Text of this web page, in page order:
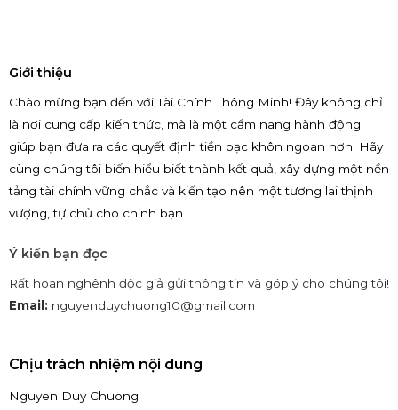
Giới thiệu
Chào mừng bạn đến với Tài Chính Thông Minh! Đây không chỉ
là nơi cung cấp kiến thức, mà là một cẩm nang hành động
giúp bạn đưa ra các quyết định tiền bạc khôn ngoan hơn. Hãy
cùng chúng tôi biến hiểu biết thành kết quả, xây dựng một nền
tảng tài chính vững chắc và kiến tạo nên một tương lai thịnh
vượng, tự chủ cho chính bạn.
Ý kiến bạn đọc
Rất hoan nghênh độc giả gửi thông tin và góp ý cho chúng tôi!
Email: nguyenduychuong10@gmail.com
Chịu trách nhiệm nội dung
Nguyen Duy Chuong